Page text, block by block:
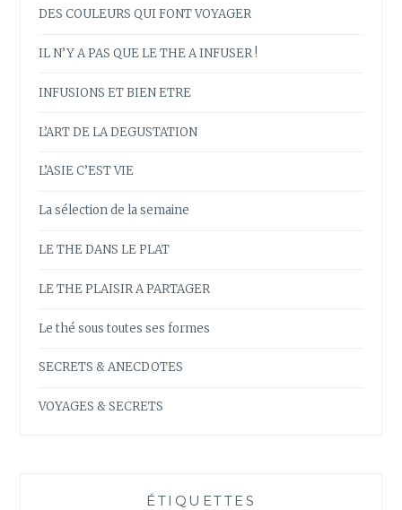
DES COULEURS QUI FONT VOYAGER
IL N’Y A PAS QUE LE THE A INFUSER !
INFUSIONS ET BIEN ETRE
L’ART DE LA DEGUSTATION
L’ASIE C’EST VIE
La sélection de la semaine
LE THE DANS LE PLAT
LE THE PLAISIR A PARTAGER
Le thé sous toutes ses formes
SECRETS & ANECDOTES
VOYAGES & SECRETS
ÉTIQUETTES